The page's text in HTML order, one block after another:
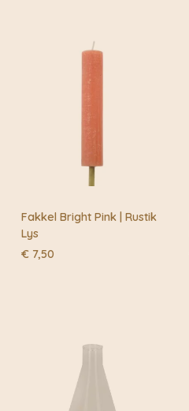
aan DHL of Post.nl
Fakkel Bright Pink | Rustik
Lys
€ 7,50